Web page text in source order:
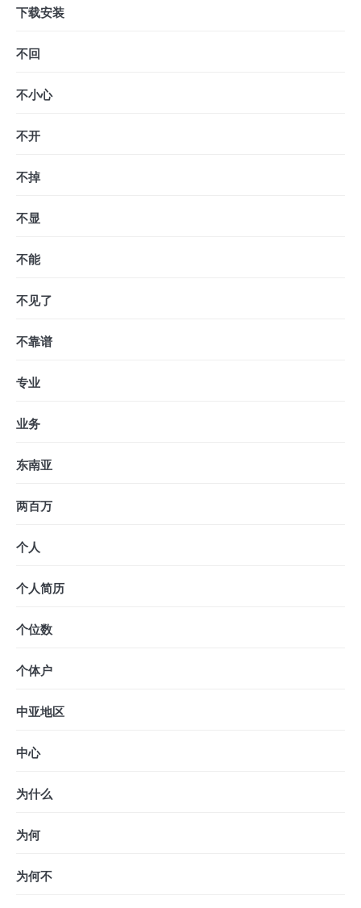
下载安装
不回
不小心
不开
不掉
不显
不能
不见了
不靠谱
专业
业务
东南亚
两百万
个人
个人简历
个位数
个体户
中亚地区
中心
为什么
为何
为何不